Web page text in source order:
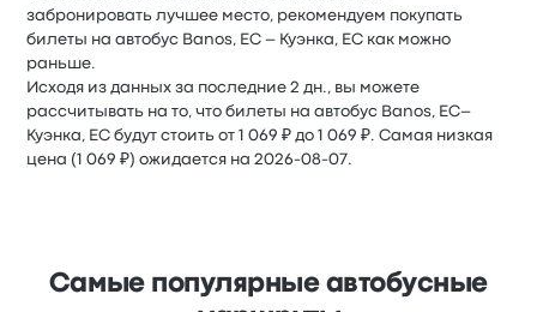
забронировать лучшее место, рекомендуем покупать
билеты на автобус Banos, EC – Куэнка, EC как можно
раньше.
Исходя из данных за последние 2 дн., вы можете
рассчитывать на то, что билеты на автобус Banos, EC–
Куэнка, EC будут стоить от 1 069 ₽ до 1 069 ₽. Самая низкая
цена (1 069 ₽) ожидается на 2026-08-07.
Самые популярные автобусные